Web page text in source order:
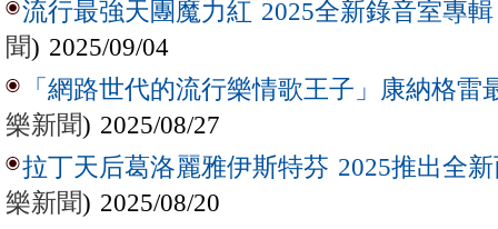
流行最強天團魔力紅 2025全新錄音室專
聞) 2025/09/04
「網路世代的流行樂情歌王子」康納格雷
樂新聞) 2025/08/27
拉丁天后葛洛麗雅伊斯特芬 2025推出全新
樂新聞) 2025/08/20